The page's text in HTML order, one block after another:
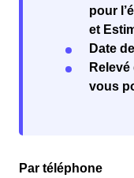
pour
et
Date
vous
Par téléphone